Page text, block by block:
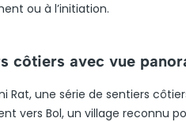
ou à l’initiation.
côtiers avec vue
Rat, une série de sentiers
vers Bol, un village reconnu